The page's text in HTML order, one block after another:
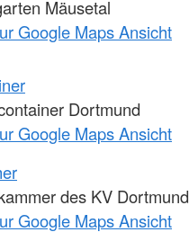
Mäusetal
Google Maps Ansicht
Dortmund
Google Maps Ansicht
des KV Dortmund
Google Maps Ansicht